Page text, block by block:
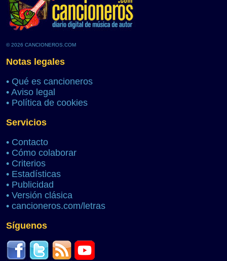
© 2026 CANCIONEROS.COM
Notas legales
• Qué es cancioneros
• Aviso legal
• Política de cookies
Servicios
• Contacto
• Cómo colaborar
• Criterios
• Estadísticas
• Publicidad
• Versión clásica
• cancioneros.com/letras
Síguenos